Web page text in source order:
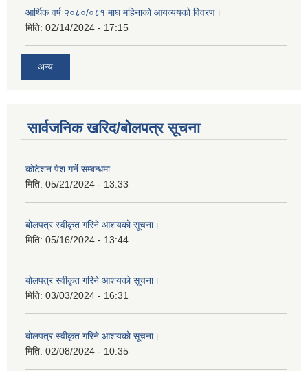
आर्थिक वर्ष २०८०/०८१ माघ महिनाको आयव्ययको विवरण।
मिति: 02/14/2024 - 17:15
अन्य
सार्वजनिक खरिद/बोलपत्र सूचना
कोटेशन पेश गर्ने सम्बन्धमा
मिति: 05/21/2024 - 13:33
बोलपत्र स्वीकृत गरिने आशयको सूचना।
मिति: 05/16/2024 - 13:44
बोलपत्र स्वीकृत गरिने आशयको सूचना।
मिति: 03/03/2024 - 16:31
बोलपत्र स्वीकृत गरिने आशयको सूचना।
मिति: 02/08/2024 - 10:35